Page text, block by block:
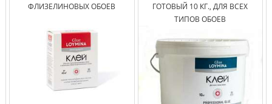
ФЛИЗЕЛИНОВЫХ ОБОЕВ
ГОТОВЫЙ 10 КГ., ДЛЯ ВСЕХ
ТИПОВ ОБОЕВ